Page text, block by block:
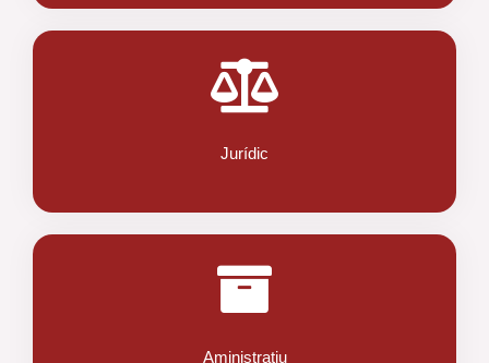
Jurídic
Aministratiu